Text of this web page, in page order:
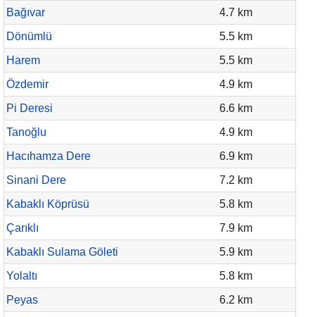
Bağıvar
4.7 km
Dönümlü
5.5 km
Harem
5.5 km
Özdemir
4.9 km
Pi Deresi
6.6 km
Tanoğlu
4.9 km
Hacıhamza Dere
6.9 km
Sinani Dere
7.2 km
Kabaklı Köprüsü
5.8 km
Çarıklı
7.9 km
Kabaklı Sulama Göleti
5.9 km
Yolaltı
5.8 km
Peyas
6.2 km